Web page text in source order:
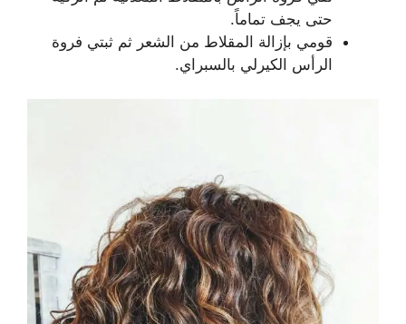
حتى يجف تماماً.
قومي بإزالة المقلاط من الشعر ثم ثبتي فروة
الرأس الكيرلي بالسبراي.